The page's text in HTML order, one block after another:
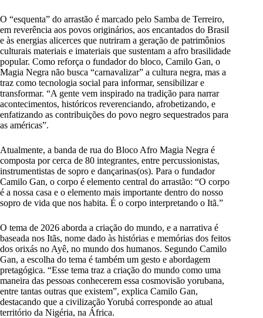
O “esquenta” do arrastão é marcado pelo Samba de Terreiro,
em reverência aos povos originários, aos encantados do Brasil
e às energias alicerces que nutriram a geração de patrimônios
culturais materiais e imateriais que sustentam a afro brasilidade
popular. Como reforça o fundador do bloco, Camilo Gan, o
Magia Negra não busca “carnavalizar” a cultura negra, mas a
traz como tecnologia social para informar, sensibilizar e
transformar. “A gente vem inspirado na tradição para narrar
acontecimentos, históricos reverenciando, afrobetizando, e
enfatizando as contribuições do povo negro sequestrados para
as américas”.
Atualmente, a banda de rua do Bloco Afro Magia Negra é
composta por cerca de 80 integrantes, entre percussionistas,
instrumentistas de sopro e dançarinas(os). Para o fundador
Camilo Gan, o corpo é elemento central do arrastão: “O corpo
é a nossa casa e o elemento mais importante dentro do nosso
sopro de vida que nos habita. É o corpo interpretando o Itã.”
O tema de 2026 aborda a criação do mundo, e a narrativa é
baseada nos Itãs, nome dado às histórias e memórias dos feitos
dos orixás no Ayê, no mundo dos humanos. Segundo Camilo
Gan, a escolha do tema é também um gesto e abordagem
pretagógica. “Esse tema traz a criação do mundo como uma
maneira das pessoas conhecerem essa cosmovisão yorubana,
entre tantas outras que existem”, explica Camilo Gan,
destacando que a civilização Yorubá corresponde ao atual
território da Nigéria, na África.